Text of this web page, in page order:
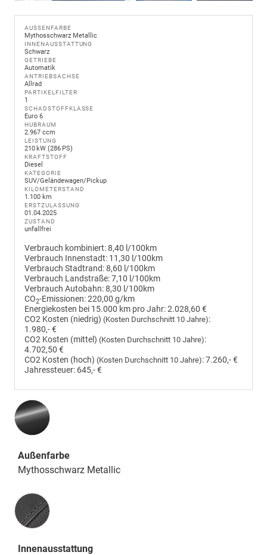
AUSSENFARBE
Mythosschwarz Metallic
INNENAUSSTATTUNG
Schwarz
GETRIEBE
Automatik
ANTRIEBSACHSE
Allrad
PARTIKELFILTER
1
SCHADSTOFFKLASSE
Euro 6
HUBRAUM
2.967 ccm
LEISTUNG
210 kW (286 PS)
KRAFTSTOFF
Diesel
KATEGORIE
SUV/Geländewagen/Pickup
KILOMETERSTAND
1.100 km
ERSTZULASSUNG
01.04.2025
ZUSTAND
unfallfrei
Verbrauch kombiniert:8,40 l/100km
Verbrauch Innenstadt: 11,30 l/100km
Verbrauch Stadtrand:8,60 l/100km
Verbrauch Landstraße:7,10 l/100km
Verbrauch Autobahn:8,30 l/100km
CO2-Emissionen:220,00 g/km
Energiekosten bei 15.000 km pro Jahr:2.028,60 €
CO2 Kosten (niedrig) (Kosten Durchschnitt 10 Jahre):
1.980,- €
CO2 Kosten (mittel) (Kosten Durchschnitt 10 Jahre):
4.702,50 €
CO2 Kosten (hoch) (Kosten Durchschnitt 10 Jahre):7.260,- €
Jahressteuer: 645,- €
Außenfarbe
Mythosschwarz Metallic
Innenausstattung
Innenausstattung